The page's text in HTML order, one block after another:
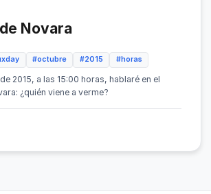
Novara
#octubre #2015 #horas
2015, a las 15:00 horas, hablaré en el
¿quién viene a verme?